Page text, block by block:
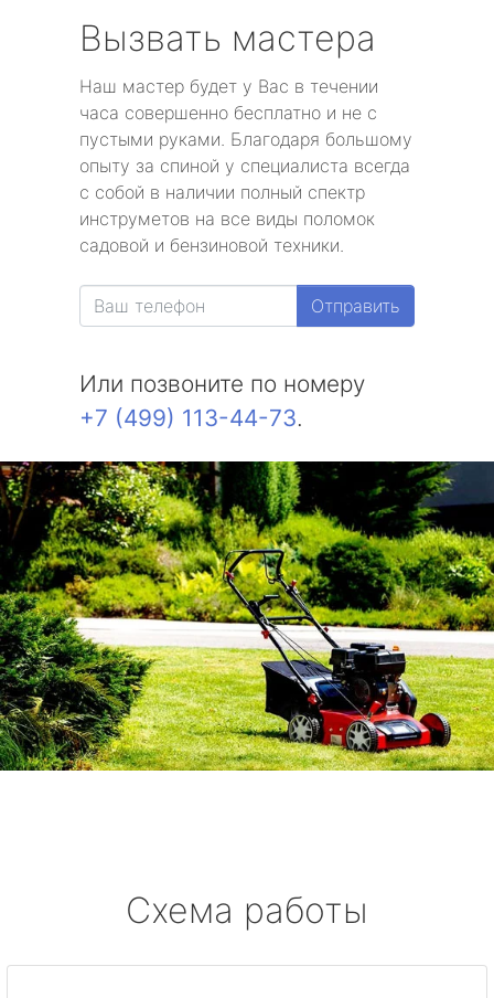
Вызвать мастера
Наш мастер будет у Вас в течении
часа совершенно бесплатно и не с
пустыми руками. Благодаря большому
опыту за спиной у специалиста всегда
с собой в наличии полный спектр
инструметов на все виды поломок
садовой и бензиновой техники.
Отправить
Или позвоните по номеру
+7 (499) 113-44-73.
Схема работы